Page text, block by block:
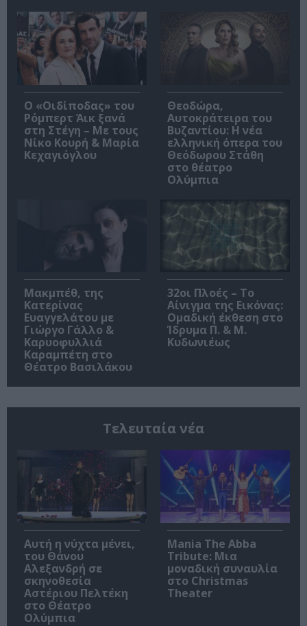
O «Οιδίποδας» του
Ρόμπερτ Άικ ξανά
στη Στέγη – Με τους
Νίκο Κουρή & Μαρία
Κεχαγιόγλου
Θεοδώρα,
Αυτοκράτειρα του
Βυζαντίου: Η νέα
ελληνική όπερα του
Θεόδωρου Στάθη
στο θέατρο
Ολύμπια
Μακμπέθ, της
Κατερίνας
Ευαγγελάτου με
Γιώργο Γάλλο &
Καρυοφυλλιά
Καραμπέτη στο
Θέατρο Βασιλάκου
32οι Πλοές – Το
Αίνιγμα της Εικόνας:
Ομαδική έκθεση στο
Ίδρυμα Π. & Μ.
Κυδωνιέως
Τελευταία νέα
Αυτή η νύχτα μένει,
του Θάνου
Αλεξανδρή σε
σκηνοθεσία
Αστέριου Πελτέκη
στο Θέατρο
Ολύμπια
Mania The Abba
Tribute: Μια
μοναδική συναυλία
στο Christmas
Theater